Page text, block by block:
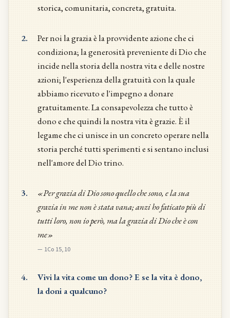
storica, comunitaria, concreta, gratuita.
2.
Per noi la grazia è la provvidente azione che ci
condiziona; la generosità preveniente di Dio che
incide nella storia della nostra vita e delle nostre
azioni; l'esperienza della gratuità con la quale
abbiamo ricevuto e l'impegno a donare
gratuitamente. La consapevolezza che tutto è
dono e che quindi la nostra vita è grazie. È il
legame che ci unisce in un concreto operare nella
storia perché tutti sperimenti e si sentano inclusi
nell'amore del Dio trino.
3.
«Per grazia di Dio sono quello che sono, e la sua
grazia in me non è stata vana; anzi ho faticato più di
tutti loro, non io però, ma la grazia di Dio che è con
me»
— 1Co 15,10
4.
Vivi la vita come un dono? E se la vita è dono,
la doni a qualcuno?